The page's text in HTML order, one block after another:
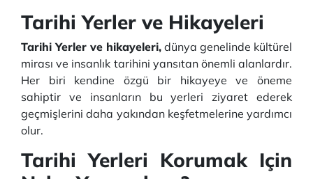
Tarihi Yerler ve Hikayeleri
Tarihi Yerler ve hikayeleri, dünya genelinde kültürel
mirası ve insanlık tarihini yansıtan önemli alanlardır.
Her biri kendine özgü bir hikayeye ve öneme
sahiptir ve insanların bu yerleri ziyaret ederek
geçmişlerini daha yakından keşfetmelerine yardımcı
olur.
Tarihi Yerleri Korumak Için